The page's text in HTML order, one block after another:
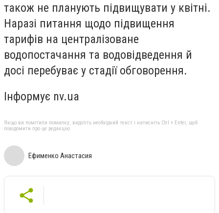
також не планують підвищувати у квітні.
Наразі питання щодо підвищення
тарифів на централізоване
водопостачання та водовідведення й
досі перебуває у стадії обговорення.
Інформує nv.ua
Якщо ви помітили помилку, виділіть необхідний текст і натисніть Ctrl + Enter, щоб
повідомити про це редакцію
Ефименко Анастасия